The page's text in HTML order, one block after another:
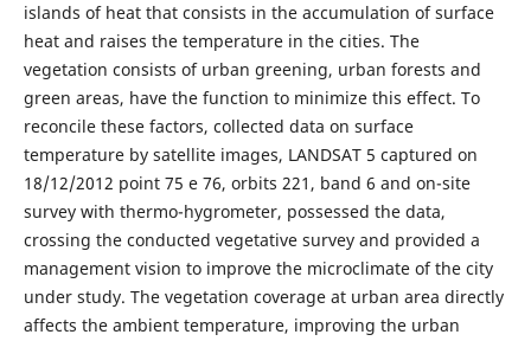
islands of heat that consists in the accumulation of surface
heat and raises the temperature in the cities. The
vegetation consists of urban greening, urban forests and
green areas, have the function to minimize this effect. To
reconcile these factors, collected data on surface
temperature by satellite images, LANDSAT 5 captured on
18/12/2012 point 75 e 76, orbits 221, band 6 and on-site
survey with thermo-hygrometer, possessed the data,
crossing the conducted vegetative survey and provided a
management vision to improve the microclimate of the city
under study. The vegetation coverage at urban area directly
affects the ambient temperature, improving the urban